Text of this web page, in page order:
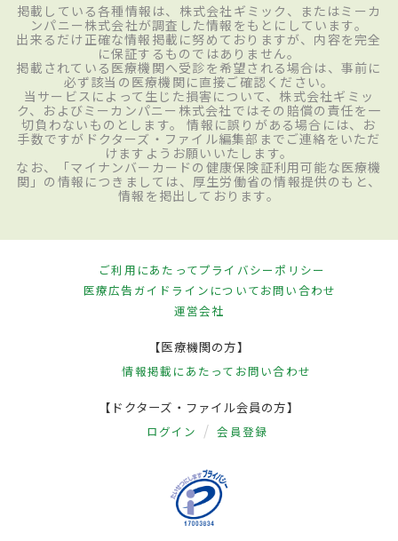
掲載している各種情報は、株式会社ギミック、またはミーカ
ンパニー株式会社が調査した情報をもとにしています。
出来るだけ正確な情報掲載に努めておりますが、内容を完全
に保証するものではありません。
掲載されている医療機関へ受診を希望される場合は、事前に
必ず該当の医療機関に直接ご確認ください。
当サービスによって生じた損害について、株式会社ギミッ
ク、およびミーカンパニー株式会社ではその賠償の責任を一
切負わないものとします。 情報に誤りがある場合には、お
手数ですがドクターズ・ファイル編集部までご連絡をいただ
けますようお願いいたします。
なお、「マイナンバーカードの健康保険証利用可能な医療機
関」の情報につきましては、厚生労働省の情報提供のもと、
情報を掲出しております。
ご利用にあたってプライバシーポリシー
医療広告ガイドラインについてお問い合わせ
運営会社
【医療機関の方】
情報掲載にあたって お問い合わせ
【ドクターズ・ファイル会員の方】
ログイン 会員登録